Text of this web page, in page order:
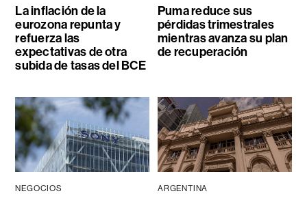
La inflación de la
eurozona repunta y
refuerza las
expectativas de otra
subida de tasas del BCE
Puma reduce sus
pérdidas trimestrales
mientras avanza su plan
de recuperación
NEGOCIOS ARGENTINA